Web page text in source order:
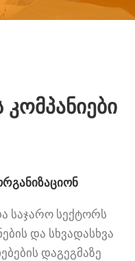
საჯარო სექტორს
და სხვადასხვა
დაგეგმაზე